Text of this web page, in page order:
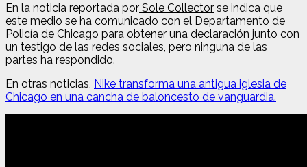
En la noticia reportada por Sole Collector se indica que
este medio se ha comunicado con el Departamento de
Policía de Chicago para obtener una declaración junto con
un testigo de las redes sociales, pero ninguna de las
partes ha respondido.
En otras noticias, Nike transforma una antigua iglesia de
Chicago en una cancha de baloncesto de vanguardia.